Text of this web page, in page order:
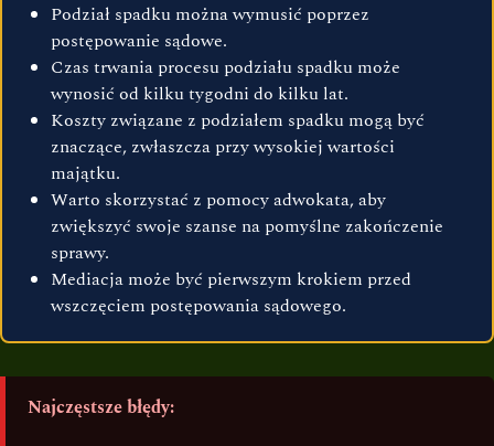
Podział spadku można wymusić poprzez
postępowanie sądowe.
Czas trwania procesu podziału spadku może
wynosić od kilku tygodni do kilku lat.
Koszty związane z podziałem spadku mogą być
znaczące, zwłaszcza przy wysokiej wartości
majątku.
Warto skorzystać z pomocy adwokata, aby
zwiększyć swoje szanse na pomyślne zakończenie
sprawy.
Mediacja może być pierwszym krokiem przed
wszczęciem postępowania sądowego.
Najczęstsze błędy: